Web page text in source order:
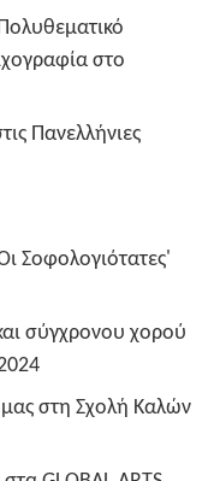
στο
Πανελλήνιες
Σοφολογιότατες'
σύγχρονου χορού
μας στη Σχολή Καλών